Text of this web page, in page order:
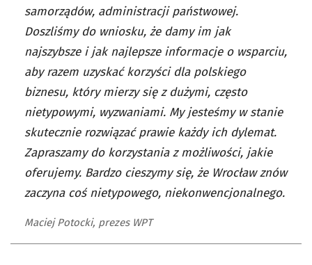
samorządów, administracji państwowej.
Doszliśmy do wniosku, że damy im jak
najszybsze i jak najlepsze informacje o wsparciu,
aby razem uzyskać korzyści dla polskiego
biznesu, który mierzy się z dużymi, często
nietypowymi, wyzwaniami. My jesteśmy w stanie
skutecznie rozwiązać prawie każdy ich dylemat.
Zapraszamy do korzystania z możliwości, jakie
oferujemy. Bardzo cieszymy się, że Wrocław znów
zaczyna coś nietypowego, niekonwencjonalnego.
Maciej Potocki, prezes WPT